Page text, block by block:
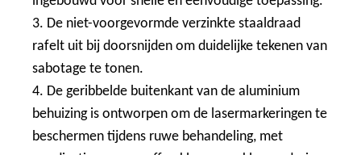
3. De niet-voorgevormde verzinkte staaldraad
rafelt uit bij doorsnijden om duidelijke tekenen van
sabotage te tonen.
4. De geribbelde buitenkant van de aluminium
behuizing is ontworpen om de lasermarkeringen te
beschermen tijdens ruwe behandeling, met